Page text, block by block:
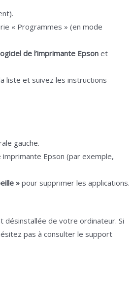
« Programmes » (en mode
de l’imprimante Epson et
liste et suivez les instructions
gauche.
Epson (par exemple,
» pour supprimer les applications.
de votre ordinateur. Si
pas à consulter le support